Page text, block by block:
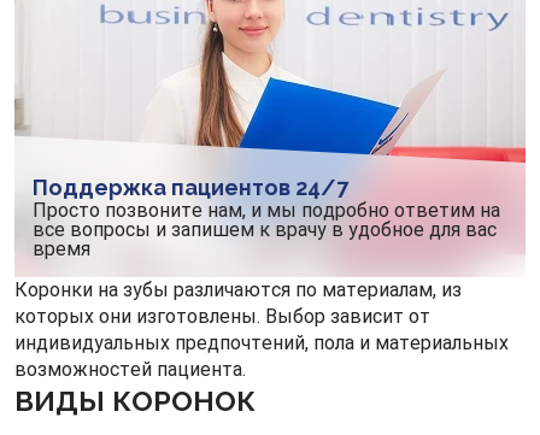
Поддержка пациентов 24/7
Просто позвоните нам, и мы подробно ответим на
все вопросы и запишем к врачу в удобное для вас
время
Коронки на зубы различаются по материалам, из
которых они изготовлены. Выбор зависит от
индивидуальных предпочтений, пола и материальных
возможностей пациента.
ВИДЫ КОРОНОК